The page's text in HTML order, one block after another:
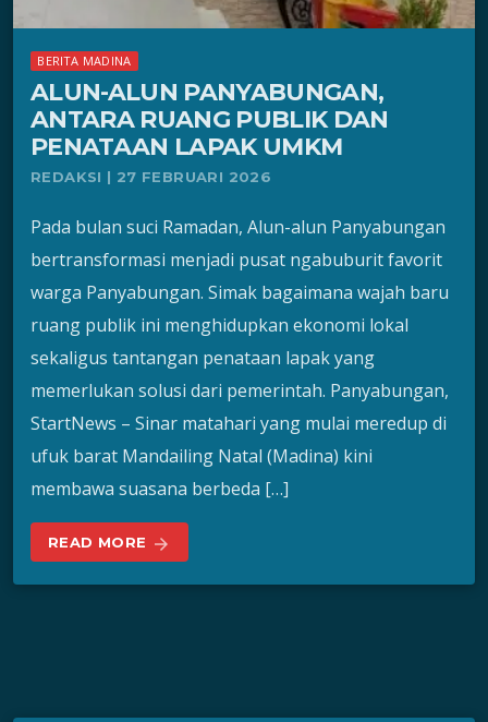
BERITA MADINA
ALUN-ALUN PANYABUNGAN,
ANTARA RUANG PUBLIK DAN
PENATAAN LAPAK UMKM
REDAKSI | 27 FEBRUARI 2026
Pada bulan suci Ramadan, Alun-alun Panyabungan
bertransformasi menjadi pusat ngabuburit favorit
warga Panyabungan. Simak bagaimana wajah baru
ruang publik ini menghidupkan ekonomi lokal
sekaligus tantangan penataan lapak yang
memerlukan solusi dari pemerintah. Panyabungan,
StartNews – Sinar matahari yang mulai meredup di
ufuk barat Mandailing Natal (Madina) kini
membawa suasana berbeda […]
READ MORE arrow_forward